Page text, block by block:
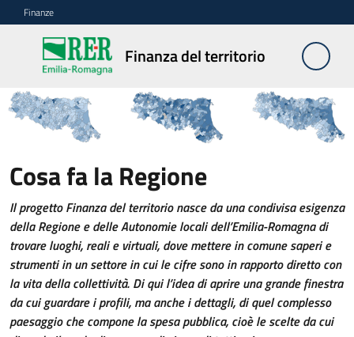
Vai al contenuto
Vai alla navigazione
Vai al footer
Finanze
Finanza del territorio
Finanza
del
territorio
degli
locali
Analisi
e
commenti
Finanza del territorio
Cosa fa la Regione
Il progetto Finanza del territorio nasce da una condivisa esigenza
della Regione e delle Autonomie locali dell’Emilia-Romagna di
trovare luoghi, reali e virtuali, dove mettere in comune saperi e
strumenti in un settore in cui le cifre sono in rapporto diretto con
la vita della collettività. Di qui l’idea di aprire una grande finestra
da cui guardare i profili, ma anche i dettagli, di quel complesso
paesaggio che compone la spesa pubblica, cioè le scelte da cui